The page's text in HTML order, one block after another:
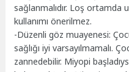
sağlanmalıdır. Loş
kullanımı önerilmez.
-Düzenli göz muayenesi:
sağlığı iyi varsayılmamalı.
zannedebilir. Miyopi